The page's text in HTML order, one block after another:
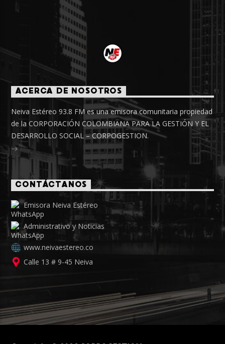
ACERCA DE NOSOTROS
Neiva Estéreo 93.8 FM es una emisora comunitaria propiedad
de la CORPORACIÓN COLOMBIANA PARA LA GESTIÓN Y EL
DESARROLLO SOCIAL – CORPOGESTION.
CONTÁCTANOS
Emisora Neiva Estéreo
Administrativo y Noticias
www.neivaestereo.co
Calle 13 # 9-45 Neiva